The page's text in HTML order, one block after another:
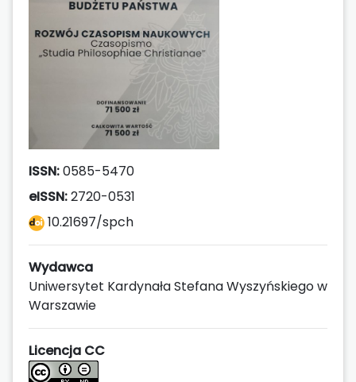
ISSN:0585-5470
eISSN:2720-0531
10.21697/spch
Wydawca
Uniwersytet Kardynała Stefana Wyszyńskiego w
Warszawie
Licencja CC